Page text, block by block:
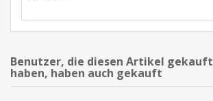
Benutzer, die diesen Artikel gekauft
haben, haben auch gekauft